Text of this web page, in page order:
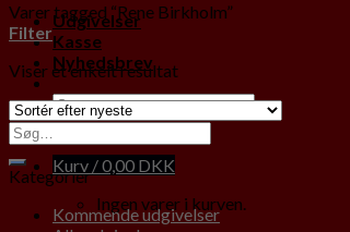
Udgivelser
Kasse
Nyhedsbrev
Kurv /0,00 DKK
Ingen varer i kurven.
Varer tagged “Rene Birkholm”
Filter
Viser et enkelt resultat
Kategorier
Kommende udgivelser